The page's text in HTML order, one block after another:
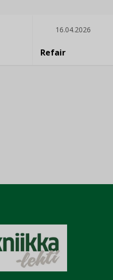
16.04.2026
Refair